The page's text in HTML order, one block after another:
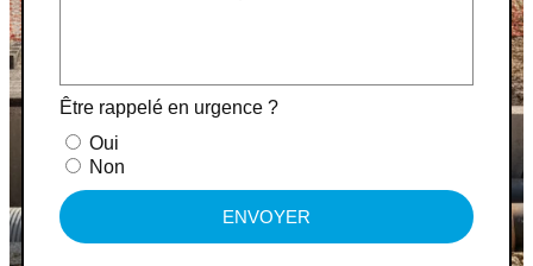
Être rappelé en urgence ?
Oui
Non
ENVOYER